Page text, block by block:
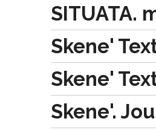
SITUATA.
Skene'
Skene'
Skene'.